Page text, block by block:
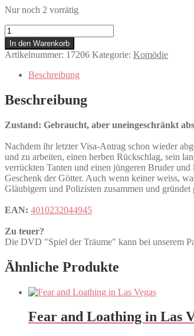
Nur noch 2 vorrätig
Spiel
der
Träume
Menge
In den Warenkorb
Artikelnummer: 17206 Kategorie: Komödie
Beschreibung
Beschreibung
Zustand: Gebraucht, aber uneingeschränkt
Nachdem ihr letzter Visa-Antrag schon wieder
und zu arbeiten, einen herben Rückschlag, sein
verrückten Tanten und einen jüngeren Bruder
Geschenk der Götter. Auch wenn keiner weiss,
Gläubigern und Polizisten zusammen und
EAN: 4010232044945
Zu teuer?
Die DVD "Spiel der Träume" kann bei unserem
Ähnliche Produkte
Fear and Loathing in Las